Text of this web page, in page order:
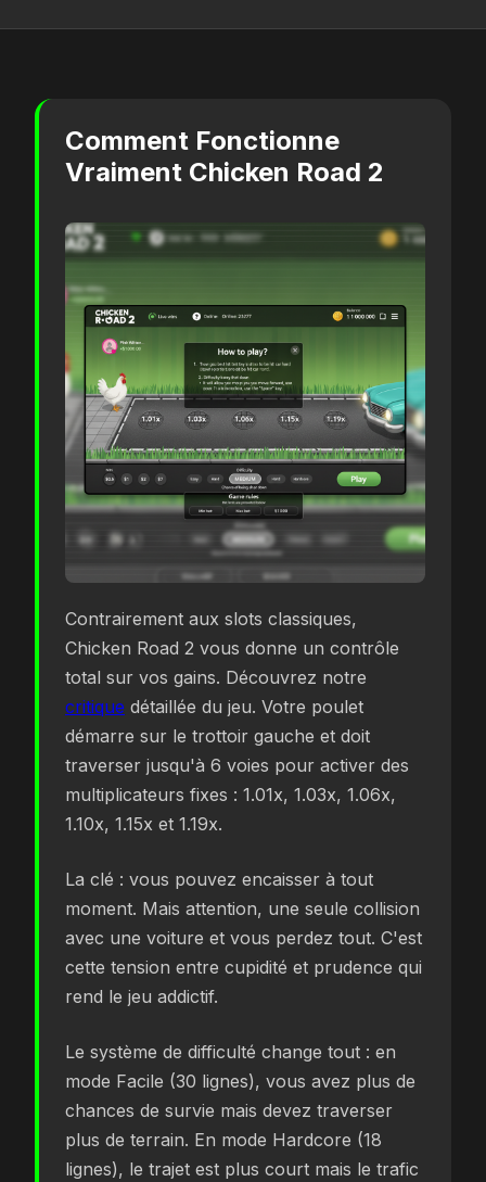
Comment Fonctionne
Vraiment Chicken Road 2
Contrairement aux slots classiques,
Chicken Road 2 vous donne un contrôle
total sur vos gains. Découvrez notre
critique détaillée du jeu. Votre poulet
démarre sur le trottoir gauche et doit
traverser jusqu'à 6 voies pour activer des
multiplicateurs fixes : 1.01x, 1.03x, 1.06x,
1.10x, 1.15x et 1.19x.
La clé : vous pouvez encaisser à tout
moment. Mais attention, une seule collision
avec une voiture et vous perdez tout. C'est
cette tension entre cupidité et prudence qui
rend le jeu addictif.
Le système de difficulté change tout : en
mode Facile (30 lignes), vous avez plus de
chances de survie mais devez traverser
plus de terrain. En mode Hardcore (18
lignes), le trajet est plus court mais le trafic